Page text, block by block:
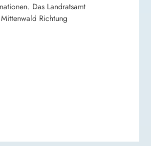
Das Landratsamt
Richtung